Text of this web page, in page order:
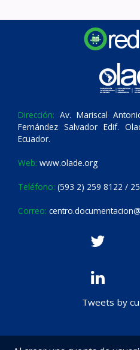
Dirección: Av. Mariscal
Fernández Salvador Edif.
Ecuador.
Web: www.olade.org
Teléfono: (593 2) 259 8122 /
Correo:
Tweets by